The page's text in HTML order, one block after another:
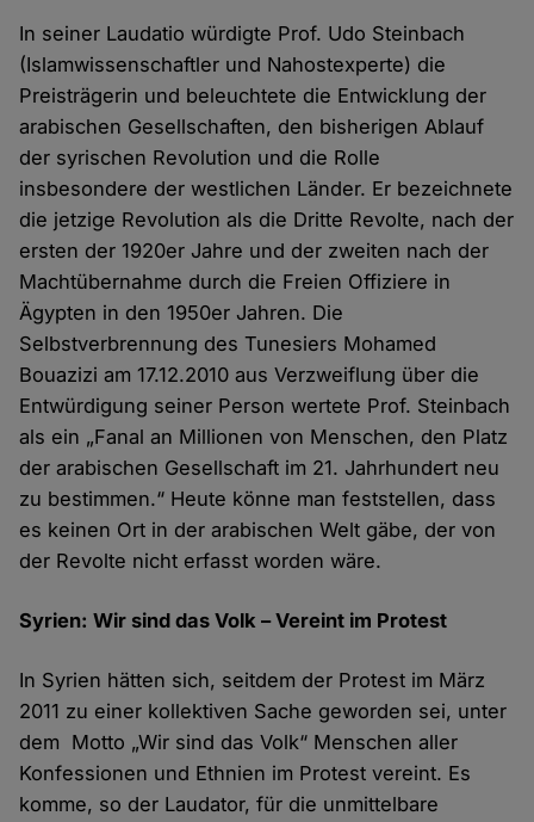
In seiner Laudatio würdigte Prof. Udo Steinbach
(Islamwissenschaftler und Nahostexperte) die
Preisträgerin und beleuchtete die Entwicklung der
arabischen Gesellschaften, den bisherigen Ablauf
der syrischen Revolution und die Rolle
insbesondere der westlichen Länder. Er bezeichnete
die jetzige Revolution als die Dritte Revolte, nach der
ersten der 1920er Jahre und der zweiten nach der
Machtübernahme durch die Freien Offiziere in
Ägypten in den 1950er Jahren. Die
Selbstverbrennung des Tunesiers Mohamed
Bouazizi am 17.12.2010 aus Verzweiflung über die
Entwürdigung seiner Person wertete Prof. Steinbach
als ein „Fanal an Millionen von Menschen, den Platz
der arabischen Gesellschaft im 21. Jahrhundert neu
zu bestimmen.“ Heute könne man feststellen, dass
es keinen Ort in der arabischen Welt gäbe, der von
der Revolte nicht erfasst worden wäre.
Syrien: Wir sind da​s Volk – Vereint im Protest
In Syrien hätten sich, seitdem der Protest im März
2011 zu einer kollektiven Sache geworden sei, unter
dem Motto „Wir sind das Volk“ Menschen aller
Konfessionen und Ethnien im Protest vereint. Es
komme, so der Laudator, für die unmittelbare